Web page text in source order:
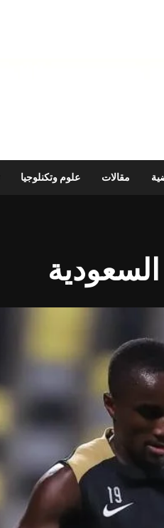
مقالات علوم وتكنلوجيا